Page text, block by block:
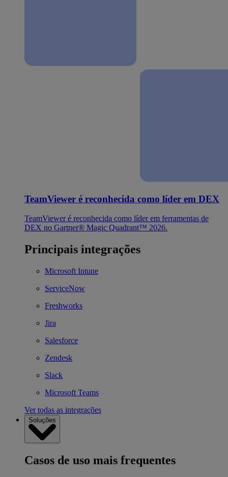
TeamViewer é reconhecida como líder em DEX
TeamViewer é reconhecida como líder em ferramentas de
DEX no Gartner® Magic Quadrant™ 2026.
Principais integrações
Microsoft Intune
ServiceNow
Freshworks
Jira
Salesforce
Zendesk
Slack
Microsoft Teams
Ver todas as integrações
Soluções
Casos de uso mais frequentes